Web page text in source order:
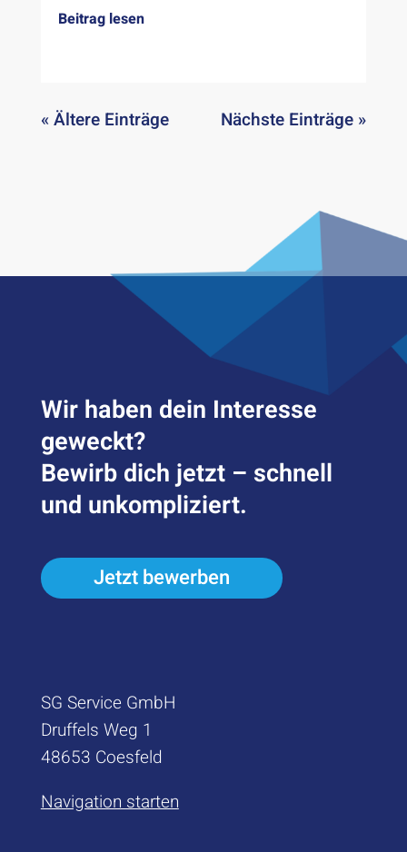
Beitrag lesen
« Ältere Einträge Nächste Einträge »
Wir haben dein Inter­esse
geweckt?
Bewirb dich jetzt – schnell
und unkompliziert.
Jetzt bewerben
SG Service GmbH
Druffels Weg 1
48653 Coesfeld
Navigation starten